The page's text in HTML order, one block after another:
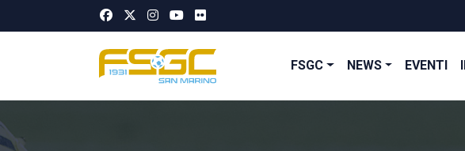
FSGC NEWS EVENTI